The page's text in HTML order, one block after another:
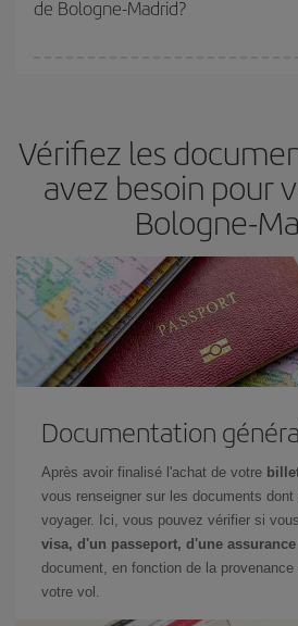
de Bologne-Madrid?
billets, plus vous bénéficiez de prix
restant flexible sur les dates et les
recherche, vous pourrezchoisir le prix
Vérifiez les
avez besoin pour
Bologne-
Documentation
Après avoir finalisé l'achat de votre
vous renseigner sur les documents
voyager. Ici, vous pouvez vérifier si
visa, d'un passeport, d'une assurance
document, en fonction de la
votre vol.